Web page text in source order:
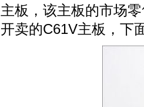
主板，该主板的市场
开卖的C61V主板，下